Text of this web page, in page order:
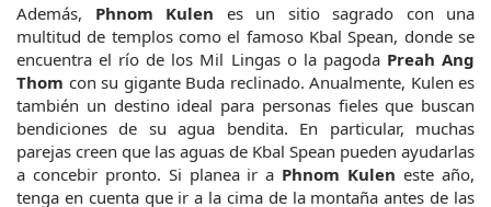
Además, Phnom Kulen es un sitio sagrado con una
multitud de templos como el famoso Kbal Spean, donde se
encuentra el río de los Mil Lingas o la pagoda Preah Ang
Thom con su gigante Buda reclinado. Anualmente, Kulen es
también un destino ideal para personas fieles que buscan
bendiciones de su agua bendita. En particular, muchas
parejas creen que las aguas de Kbal Spean pueden ayudarlas
a concebir pronto. Si planea ir a Phnom Kulen este año,
tenga en cuenta que ir a la cima de la montaña antes de las